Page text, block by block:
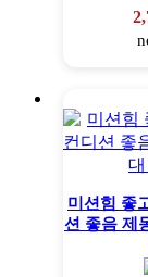
미션힘 좋
션 좋음 제